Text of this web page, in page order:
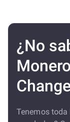
¿No
Tenemos